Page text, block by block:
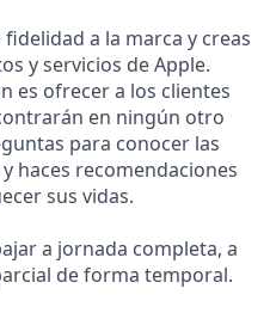
a la marca y creas
y servicios de Apple.
es ofrecer a los clientes
en ningún otro
para conocer las
haces recomendaciones
sus vidas.
a jornada completa, a
de forma temporal.